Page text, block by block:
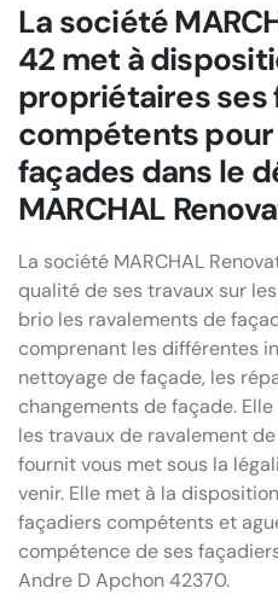
La société
42 met à
propriétaires ses
compétents
façades dans le
MARCHAL
La société MARCHAL
qualité de ses travaux sur
brio les ravalements de
comprenant les différentes
nettoyage de façade, les
changements de façade.
les travaux de ravalement
fournit vous met sous la
venir. Elle met à la
façadiers compétents et
compétence de ses
Andre D Apchon 42370.